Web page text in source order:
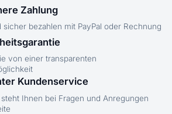
Zahlung
sicher bezahlen mit PayPal oder Rechnung
von einer transparenten
Kundenservice
Ihnen bei Fragen und Anregungen